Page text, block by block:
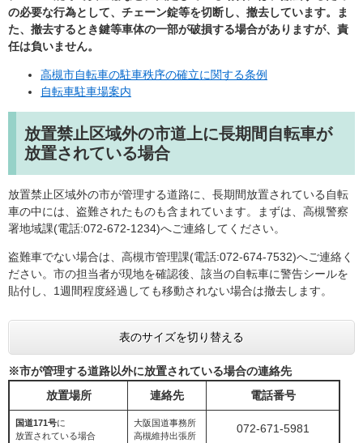
の必要な行為として、チェーン錠等を切断し、撤去しています。ま
た、撤去するとき鍵等車体の一部が破損する場合がありますが、責
任は負いません。
高槻市自転車の駐車秩序の確立に関する条例
自転車駐車場案内
放置禁止区域外の市道上に長期間自転車が
放置されている場合
放置禁止区域外の市が管理する道路に、長期間放置されている自転
車の中には、盗難されたものも含まれています。まずは、高槻警察
署地域課(電話:072-672-1234)へご連絡してください。
盗難車でない場合は、高槻市管理課(電話:072-674-7532)へご連絡く
ださい。市の担当者が現地を確認後、該当の自転車に警告シールを
貼付し、1週間程度経過しても移動されない場合は撤去します。
表のサイズを切り替える
※市が管理する道路以外に放置されている場合の連絡先
放置場所
連絡先 電話番号
国道171号に
放置されている場合
大阪国道事務所
高槻維持出張所
072-671-5981